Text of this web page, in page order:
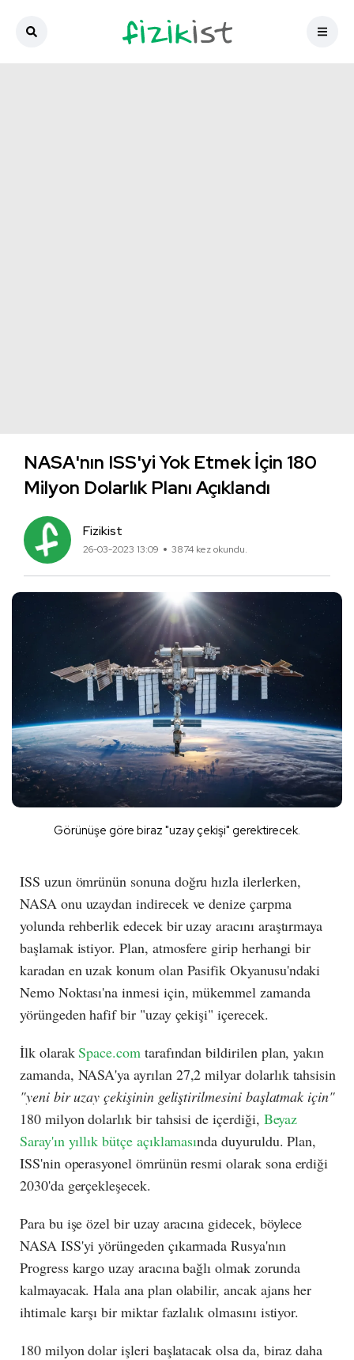
NASA'nın ISS'yi Yok Etmek İçin 180
Milyon Dolarlık Planı Açıklandı
Fizikist
26-03-2023 13:09 3874 kez okundu.
Görünüşe göre biraz "uzay çekişi" gerektirecek.
ISS uzun ömrünün sonuna doğru hızla ilerlerken,
NASA onu uzaydan indirecek ve denize çarpma
yolunda rehberlik edecek bir uzay aracını araştırmaya
başlamak istiyor. Plan, atmosfere girip herhangi bir
karadan en uzak konum olan Pasifik Okyanusu'ndaki
Nemo Noktası'na inmesi için, mükemmel zamanda
yörüngeden hafif bir "uzay çekişi" içerecek.
İlk olarakSpace.com tarafından bildirilen plan, yakın
zamanda, NASA'ya ayrılan 27,2 milyar dolarlık tahsisin
"yeni bir uzay çekişinin geliştirilmesini başlatmak için"
180 milyon dolarlık bir tahsisi de içerdiği, Beyaz
Saray'ın yıllık bütçe açıklamasında duyuruldu. Plan,
ISS'nin operasyonel ömrünün resmi olarak sona erdiği
2030'da gerçekleşecek.
Para bu işe özel bir uzay aracına gidecek, böylece
NASA ISS'yi yörüngeden çıkarmada Rusya'nın
Progress kargo uzay aracına bağlı olmak zorunda
kalmayacak. Hala ana plan olabilir, ancak ajans her
ihtimale karşı bir miktar fazlalık olmasını istiyor.
180 milyon dolar işleri başlatacak olsa da, biraz daha